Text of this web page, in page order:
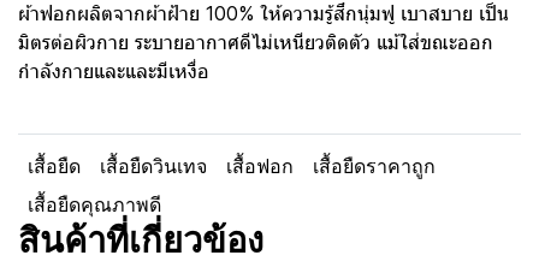
ผ้าฟอกผลิตจากผ้าฝ้าย 100% ให้ความรู้สึกนุ่มฟู เบาสบาย เป็น
มิตรต่อผิวกาย ระบายอากาศดีไม่เหนียวติดตัว แม้ใส่ขณะออก
กำลังกายและและมีเหงื่อ
เสื้อยืด เสื้อยืดวินเทจ เสื้อฟอก
เสื้อยืดราคาถูก
เสื้อยืดคุณภาพดี
สินค้าที่เกี่ยวข้อง